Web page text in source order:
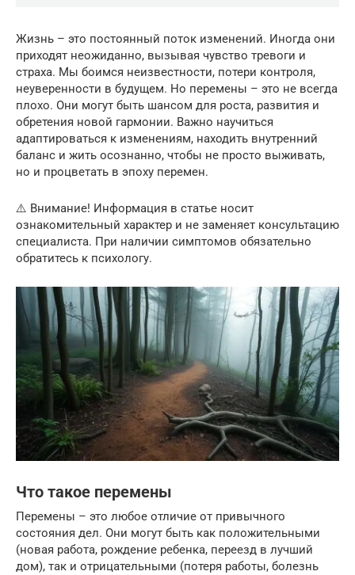
Жизнь – это постоянный поток изменений. Иногда они
приходят неожиданно, вызывая чувство тревоги и
страха. Мы боимся неизвестности, потери контроля,
неуверенности в будущем. Но перемены – это не всегда
плохо. Они могут быть шансом для роста, развития и
обретения новой гармонии. Важно научиться
адаптироваться к изменениям, находить внутренний
баланс и жить осознанно, чтобы не просто выживать,
но и процветать в эпоху перемен.
⚠️ Внимание! Информация в статье носит
ознакомительный характер и не заменяет консультацию
специалиста. При наличии симптомов обязательно
обратитесь к психологу.
Что такое перемены
Перемены – это любое отличие от привычного
состояния дел. Они могут быть как положительными
(новая работа, рождение ребенка, переезд в лучший
дом), так и отрицательными (потеря работы, болезнь